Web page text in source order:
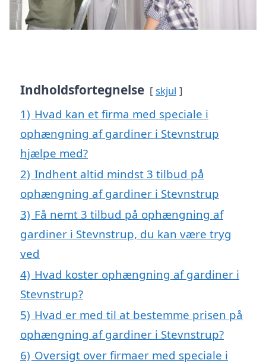
Indholdsfortegnelse skjul
1) Hvad kan et firma med speciale i
ophængning af gardiner i Stevnstrup
hjælpe med?
2) Indhent altid mindst 3 tilbud på
ophængning af gardiner i Stevnstrup
3) Få nemt 3 tilbud på ophængning af
gardiner i Stevnstrup, du kan være tryg
ved
4) Hvad koster ophængning af gardiner i
Stevnstrup?
5) Hvad er med til at bestemme prisen på
ophængning af gardiner i Stevnstrup?
6) Oversigt over firmaer med speciale i